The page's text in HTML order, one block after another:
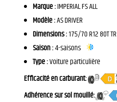
Marque :IMPERIAL FS ALL
Modèle :AS DRIVER
Dimensions :175/70 R12 80T TR
Saison :4-saisons
Type :Voiture particulière
Efficacité en carburant:
Adhérence sur sol mouillé: